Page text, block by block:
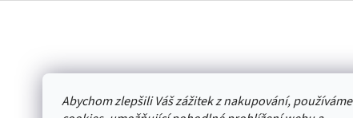
Abychom zlepšili Váš zážitek z nakupování, používáme